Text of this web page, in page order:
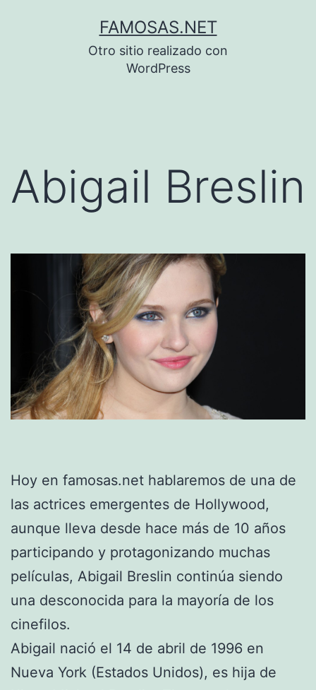
FAMOSAS.NET
Otro sitio realizado con
WordPress
Abigail Breslin
Hoy en famosas.net hablaremos de una de
las actrices emergentes de Hollywood,
aunque lleva desde hace más de 10 años
participando y protagonizando muchas
películas, Abigail Breslin continúa siendo
una desconocida para la mayoría de los
cinefilos.
Abigail nació el 14 de abril de 1996 en
Nueva York (Estados Unidos), es hija de